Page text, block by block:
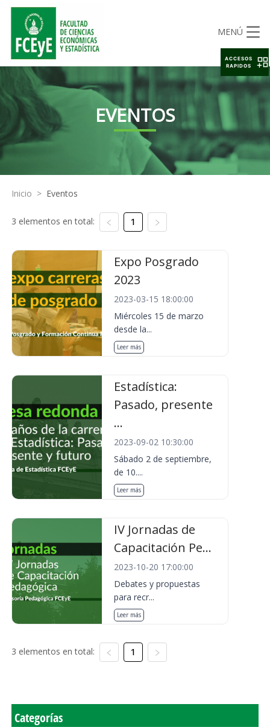
MENÚ
EVENTOS
Inicio > Eventos
3 elementos en total: 1
Expo Posgrado
2023
2023-03-15 18:00:00
Miércoles 15 de marzo
desde la...
Leer más
Estadística:
Pasado, presente
...
2023-09-02 10:30:00
Sábado 2 de septiembre,
de 10....
Leer más
IV Jornadas de
Capacitación Pe...
2023-10-20 17:00:00
Debates y propuestas
para recr...
Leer más
3 elementos en total: 1
Categorías
ACCESOS
RAPIDOS